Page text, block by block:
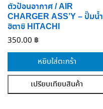
ตัวป้อนอากาศ / AIR
CHARGER ASS’Y – ปั๊มน้ำ
ฮิตาชิ HITACHI
350.00 ฿
หยิบใส่ตะกร้า
เปรียบเทียบสินค้า